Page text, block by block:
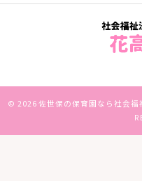
© 2026 佐世保の保育園なら社会福